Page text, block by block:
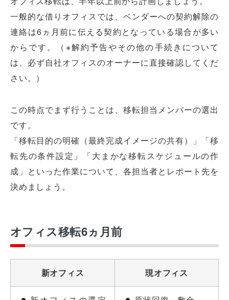
一般的な借りオフィスでは、ベンダーへの契約解除の
連絡は6ヵ月前に伝える契約となっている場合が多い
からです。（※解約予告やその他の手続きについて
は、必ず自社オフィスのオーナーに直接確認してくだ
さい。）
この時点でまず行うことは、移転担当メンバーの選出
です。
「移転目的の明確（最終完成イメージの共有）」「移
転先の条件設定」「大まかな移転スケジュールの作
成」といった作業について、各担当者とレポート先を
決めましょう。
オフィス移転6ヵ月前
新オフィス 現オフィス